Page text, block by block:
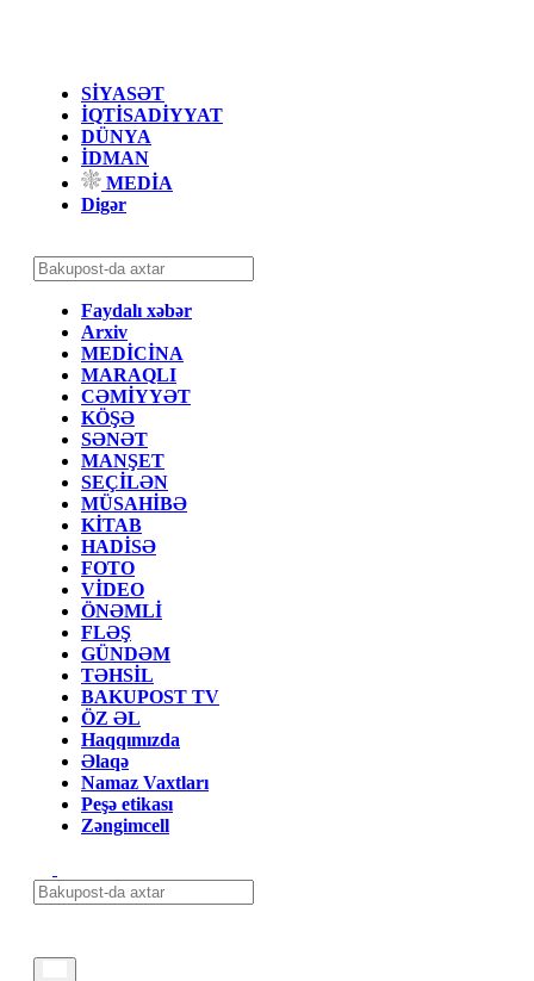
SİYASƏT
İQTİSADİYYAT
DÜNYA
İDMAN
MEDİA
Digər
Faydalı xəbər
Arxiv
MEDİCİNA
MARAQLI
CƏMİYYƏT
KÖŞƏ
SƏNƏT
MANŞET
SEÇİLƏN
MÜSAHİBƏ
KİTAB
HADİSƏ
FOTO
VİDEO
ÖNƏMLİ
FLƏŞ
GÜNDƏM
TƏHSİL
BAKUPOST TV
ÖZ ƏL
Haqqımızda
Əlaqə
Namaz Vaxtları
Peşə etikası
Zəngimcell